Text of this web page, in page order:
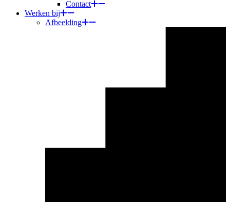
Contact
Werken bij
Afbeelding